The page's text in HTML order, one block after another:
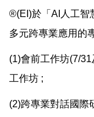
®(EI)於「AI人工智
多元跨專業應用的
(1)會前工作坊(7/
工作坊 ;
(2)跨專業對話國際